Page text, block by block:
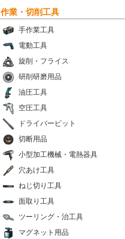
作業・切削工具
手作業工具
電動工具
旋削・フライス
研削研磨用品
油圧工具
空圧工具
ドライバービット
切断用品
小型加工機械・電熱器具
穴あけ工具
ねじ切り工具
面取り工具
ツーリング・治工具
マグネット用品